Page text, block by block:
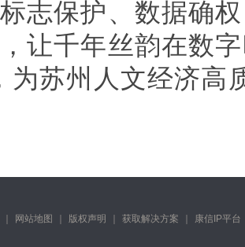
志保护、数据确
让千年丝韵在数
为苏州人文经济高
网站地图 版权声明 获取解决方案 康信IP平台